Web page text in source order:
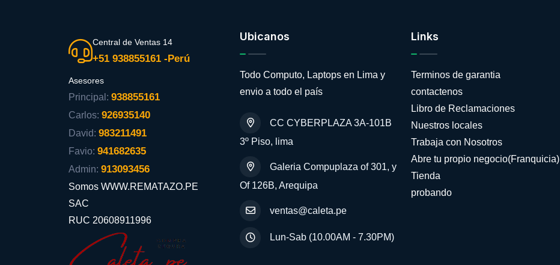
Central de Ventas 14
+51 938855161 -Perú
Asesores
Principal: 938855161
Carlos: 926935140
David: 983211491
Favio: 941682635
Admin: 913093456
Somos WWW.REMATAZO.PE
SAC
RUC 20608911996
Ubicanos
Todo Computo, Laptops en Lima y
envio a todo el país
CC CYBERPLAZA 3A-101B
3º Piso, lima
Galeria Compuplaza of 301, y
Of 126B, Arequipa
ventas@caleta.pe
Lun-Sab (10.00AM - 7.30PM)
Links
Terminos de garantia
contactenos
Libro de Reclamaciones
Nuestros locales
Trabaja con Nosotros
Abre tu propio negocio(Franquicia)
Tienda
probando